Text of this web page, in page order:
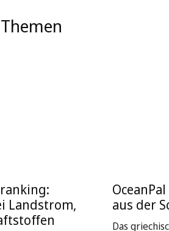
Landstrom,
aus der
Das